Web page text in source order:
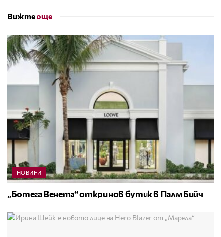
Вижтеоще
НОВИНИ
„Ботега Венета“ откри нов бутик в Палм Бийч